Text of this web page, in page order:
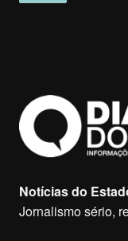
Notícias do
Jornalismo sério,